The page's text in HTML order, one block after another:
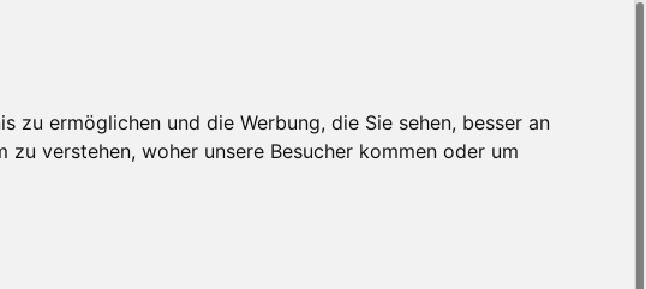
zu ermöglichen und die Werbung, die Sie sehen, besser an
verstehen, woher unsere Besucher kommen oder um